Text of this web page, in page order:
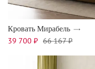
Кровать Мирабель
39 700 ₽ 66 167 ₽